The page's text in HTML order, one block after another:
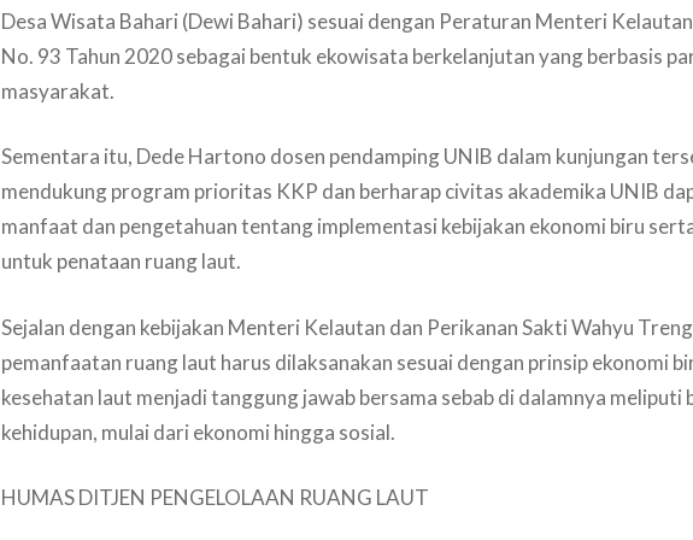
Desa Wisata Bahari (Dewi Bahari) sesuai dengan Peraturan Menteri
No. 93 Tahun 2020 sebagai bentuk ekowisata berkelanjutan yang berbasis
masyarakat.
Sementara itu, Dede Hartono dosen pendamping UNIB dalam kunjungan
mendukung program prioritas KKP dan berharap civitas akademika UNIB
manfaat dan pengetahuan tentang implementasi kebijakan ekonomi biru
untuk penataan ruang laut.
Sejalan dengan kebijakan Menteri Kelautan dan Perikanan Sakti Wahyu
pemanfaatan ruang laut harus dilaksanakan sesuai dengan prinsip ekonomi
kesehatan laut menjadi tanggung jawab bersama sebab di dalamnya meliputi
kehidupan, mulai dari ekonomi hingga sosial.
HUMAS DITJEN PENGELOLAAN RUANG LAUT